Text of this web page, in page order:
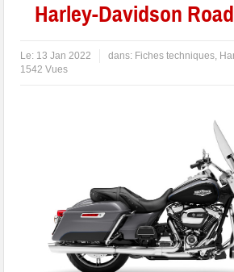
Harley-Davidson
Le: 13 Jan 2022 dans: Fiches techniques,
1542 Vues